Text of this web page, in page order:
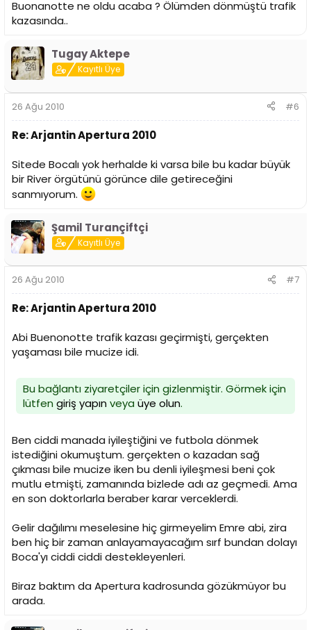
Buonanotte ne oldu acaba ? Ölümden dönmüştü trafik
kazasında..
Tugay Aktepe
Kayıtlı Üye
26 Ağu 2010 #6
Re: Arjantin Apertura 2010
Sitede Bocalı yok herhalde ki varsa bile bu kadar büyük
bir River örgütünü görünce dile getireceğini
sanmıyorum.
Şamil Turançiftçi
Kayıtlı Üye
26 Ağu 2010 #7
Re: Arjantin Apertura 2010
Abi Buenonotte trafik kazası geçirmişti, gerçekten
yaşaması bile mucize idi.
Bu bağlantı ziyaretçiler için gizlenmiştir. Görmek için
lütfen giriş yapınveya üye olun.
Ben ciddi manada iyileştiğini ve futbola dönmek
istediğini okumuştum. gerçekten o kazadan sağ
çıkması bile mucize iken bu denli iyileşmesi beni çok
mutlu etmişti, zamanında bizlede adı az geçmedi. Ama
en son doktorlarla beraber karar verceklerdi.
Gelir dağılımı meselesine hiç girmeyelim Emre abi, zira
ben hiç bir zaman anlayamayacağım sırf bundan dolayı
Boca'yı ciddi ciddi destekleyenleri.
Biraz baktım da Apertura kadrosunda gözükmüyor bu
arada.